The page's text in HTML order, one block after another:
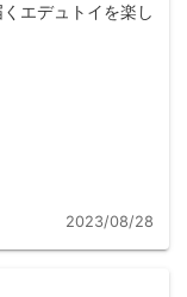
エデュトイを楽し
2023/08/28